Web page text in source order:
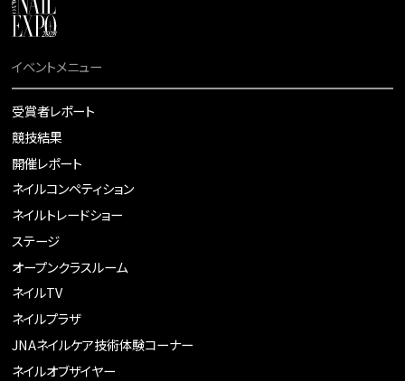
イベントメニュー
受賞者レポート
競技結果
開催レポート
ネイルコンペティション
ネイルトレードショー
ステージ
オープンクラスルーム
ネイルTV
ネイルプラザ
JNAネイルケア技術体験コーナー
ネイルオブザイヤー